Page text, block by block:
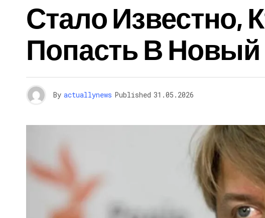
Стало Известно,
Попасть В
By actuallynews Published 31.05.2026